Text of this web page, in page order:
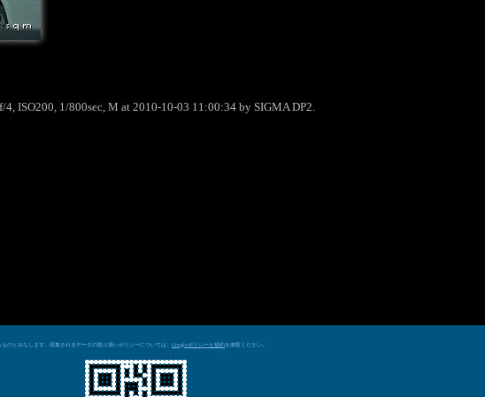
4, ISO200, 1/800sec, M at 2010-10-03 11:00:34 by SIGMA DP2.
のとみなします。収集されるデータの取り扱いポリシーについては、 Googleポリシーと規約を御覧ください。